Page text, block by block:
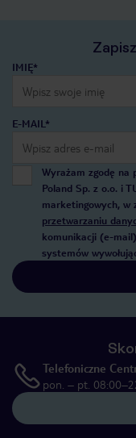
IMIĘ*
E-MAIL*
Wyrażam zgodę na
Poland Sp. z o.o. i
marketingowych, w
przetwarzaniu
komunikacji (e-
systemów
Telefoniczne
pon. – pt.